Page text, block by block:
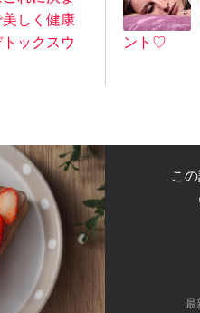
しく健康
ックスウ
ント♡
こ
最